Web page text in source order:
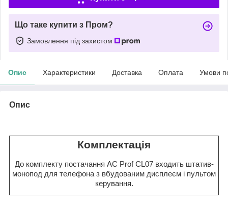
Що таке купити з Пром?
Замовлення під захистом
Опис Характеристики Доставка Оплата Умови
Опис
Комплектація
До комплекту постачання AC Prof CL07 входить штатив-
монопод для телефона з вбудованим дисплеєм і пультом
керування.